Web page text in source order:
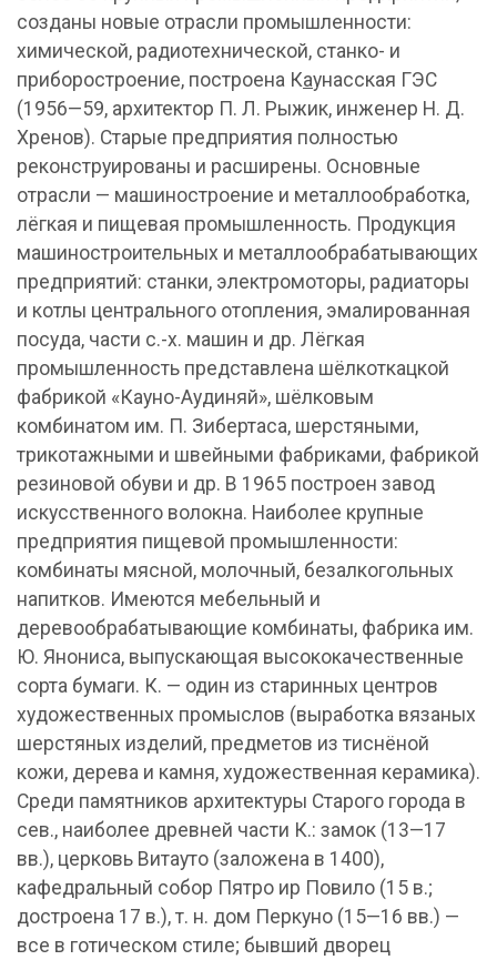
созданы новые отрасли промышленности:
химической, радиотехнической, станко- и
приборостроение, построена Каунасская ГЭС
(1956—59, архитектор П. Л. Рыжик, инженер Н. Д.
Хренов). Старые предприятия полностью
реконструированы и расширены. Основные
отрасли — машиностроение и металлообработка,
лёгкая и пищевая промышленность. Продукция
машиностроительных и металлообрабатывающих
предприятий: станки, электромоторы, радиаторы
и котлы центрального отопления, эмалированная
посуда, части с.-х. машин и др. Лёгкая
промышленность представлена шёлкоткацкой
фабрикой «Кауно-Аудиняй», шёлковым
комбинатом им. П. Зибертаса, шерстяными,
трикотажными и швейными фабриками, фабрикой
резиновой обуви и др. В 1965 построен завод
искусственного волокна. Наиболее крупные
предприятия пищевой промышленности:
комбинаты мясной, молочный, безалкогольных
напитков. Имеются мебельный и
деревообрабатывающие комбинаты, фабрика им.
Ю. Янониса, выпускающая высококачественные
сорта бумаги. К. — один из старинных центров
художественных промыслов (выработка вязаных
шерстяных изделий, предметов из тиснёной
кожи, дерева и камня, художественная керамика).
Среди памятников архитектуры Старого города в
сев., наиболее древней части К.: замок (13—17
вв.), церковь Витауто (заложена в 1400),
кафедральный собор Пятро ир Повило (15 в.;
достроена 17 в.), т. н. дом Перкуно (15—16 вв.) —
все в готическом стиле; бывший дворец